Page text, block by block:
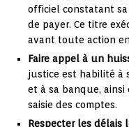
officiel constatant
de payer. Ce titre
avant toute action
Faire appel à un
justice est habilité à
et à sa banque, ainsi
saisie des comptes.
Respecter les délais